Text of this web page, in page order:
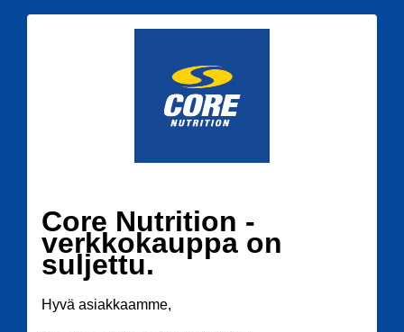
Core Nutrition -
verkkokauppa on
suljettu.
Hyvä asiakkaamme,